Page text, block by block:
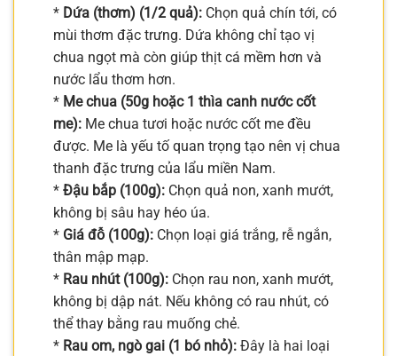
* Dứa (thơm) (1/2 quả): Chọn quả chín tới, có
mùi thơm đặc trưng. Dứa không chỉ tạo vị
chua ngọt mà còn giúp thịt cá mềm hơn và
nước lẩu thơm hơn.
* Me chua (50g hoặc 1 thìa canh nước cốt
me): Me chua tươi hoặc nước cốt me đều
được. Me là yếu tố quan trọng tạo nên vị chua
thanh đặc trưng của lẩu miền Nam.
* Đậu bắp (100g): Chọn quả non, xanh mướt,
không bị sâu hay héo úa.
* Giá đỗ (100g): Chọn loại giá trắng, rễ ngắn,
thân mập mạp.
* Rau nhút (100g): Chọn rau non, xanh mướt,
không bị dập nát. Nếu không có rau nhút, có
thể thay bằng rau muống chẻ.
* Rau om, ngò gai (1 bó nhỏ): Đây là hai loại